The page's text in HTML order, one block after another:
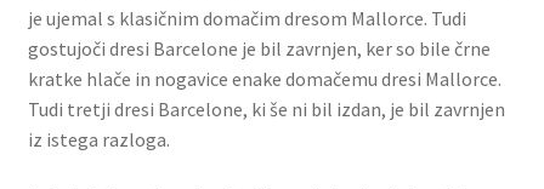
je ujemal s klasičnim domačim dresom Mallorce. Tudi
gostujoči dresi Barcelone je bil zavrnjen, ker so bile črne
kratke hlače in nogavice enake domačemu dresi Mallorce.
Tudi tretji dresi Barcelone, ki še ni bil izdan, je bil zavrnjen
iz istega razloga.